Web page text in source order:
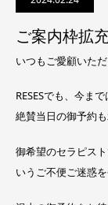
ご案内枠拡
いつもご愛顧いた
RESESでも、今ま
絶賛当日の御予約
御希望のセラピス
いうご不便ご迷惑